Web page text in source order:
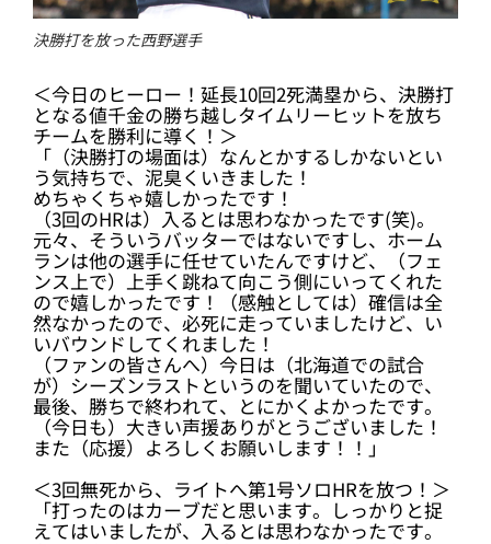
決勝打を放った西野選手
＜今日のヒーロー！延長10回2死満塁から、決勝打
となる値千金の勝ち越しタイムリーヒットを放ち
チームを勝利に導く！＞
「（決勝打の場面は）なんとかするしかないとい
う気持ちで、泥臭くいきました！
めちゃくちゃ嬉しかったです！
（3回のHRは）入るとは思わなかったです(笑)。
元々、そういうバッターではないですし、ホーム
ランは他の選手に任せていたんですけど、（フェ
ンス上で）上手く跳ねて向こう側にいってくれた
ので嬉しかったです！（感触としては）確信は全
然なかったので、必死に走っていましたけど、い
いバウンドしてくれました！
（ファンの皆さんへ）今日は（北海道での試合
が）シーズンラストというのを聞いていたので、
最後、勝ちで終われて、とにかくよかったです。
（今日も）大きい声援ありがとうございました！
また（応援）よろしくお願いします！！」
＜3回無死から、ライトへ第1号ソロHRを放つ！＞
「打ったのはカーブだと思います。しっかりと捉
えてはいましたが、入るとは思わなかったです。